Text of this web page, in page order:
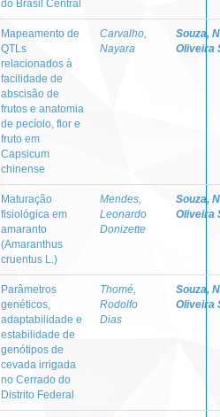
do Brasil Central
Mapeamento de
QTLs
relacionados à
facilidade de
abscisão de
frutos e anatomia
de pecíolo, flor e
fruto em
Capsicum
chinense
Carvalho,
Nayara
Souza,
Oliveira
Maturação
fisiológica em
amaranto
(Amaranthus
cruentus L.)
Mendes,
Leonardo
Donizette
Souza,
Oliveira
Parâmetros
genéticos,
adaptabilidade e
estabilidade de
genótipos de
cevada irrigada
no Cerrado do
Distrito Federal
Thomé,
Rodolfo
Dias
Souza,
Oliveira